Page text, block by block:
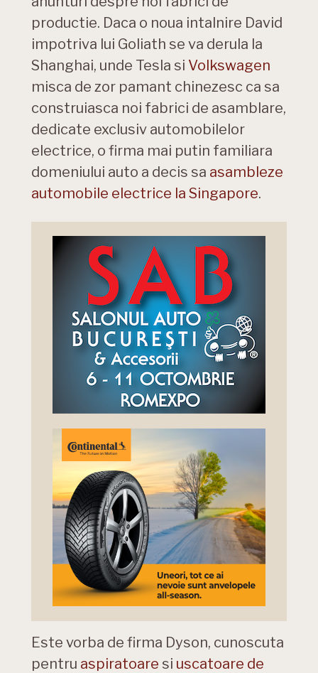
productie. Daca o noua intalnire David
impotriva lui Goliath se va derula la
Shanghai, unde Tesla si Volkswagen
misca de zor pamant chinezesc ca sa
construiasca noi fabrici de asamblare,
dedicate exclusiv automobilelor
electrice, o firma mai putin familiara
domeniului auto a decis sa asambleze
automobile electrice la Singapore.
Este vorba de firma Dyson, cunoscuta
pentru aspiratoare si uscatoare de